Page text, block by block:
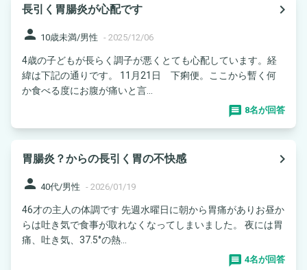
長引く胃腸炎が心配です
navigate_next
person 10歳未満/男性 - 2025/12/06
4歳の子どもが長らく調子が悪くとても心配しています。経
緯は下記の通りです。 11月21日 下痢便。ここから暫く何
か食べる度にお腹が痛いと言...
8名が回答
胃腸炎？からの長引く胃の不快感
navigate_next
person 40代/男性 - 2026/01/19
46才の主人の体調です 先週水曜日に朝から胃痛がありお昼か
らは吐き気で食事が取れなくなってしまいました。 夜には胃
痛、吐き気、37.5°の熱...
4名が回答